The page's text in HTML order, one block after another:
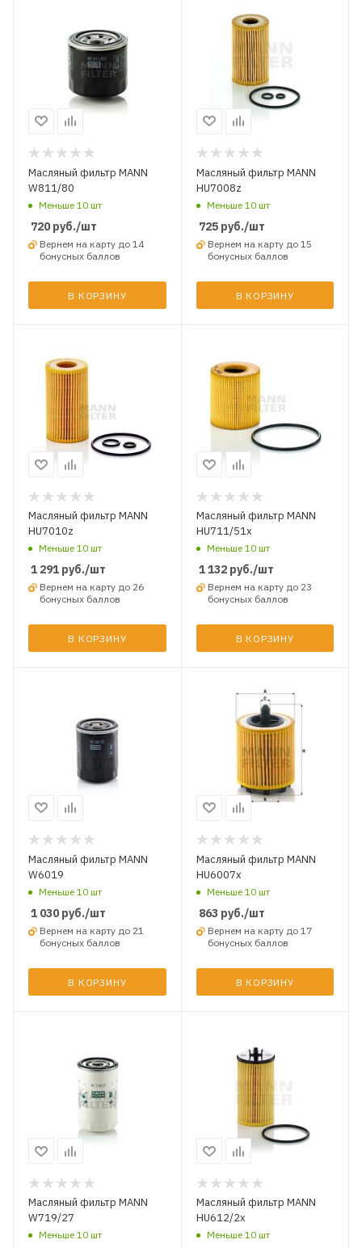
Масляный фильтр MANN
W811/80
Меньше 10 шт
720 руб./шт
Вернем на карту до 14
бонусных баллов
В КОРЗИНУ
Масляный фильтр MANN
HU7008z
Меньше 10 шт
725руб./шт
Вернем на карту до 15
бонусных баллов
В КОРЗИНУ
Масляный фильтр MANN
HU7010z
Меньше 10 шт
1 291 руб./шт
Вернем на карту до 26
бонусных баллов
В КОРЗИНУ
Масляный фильтр MANN
HU711/51x
Меньше 10 шт
1 132руб./шт
Вернем на карту до 23
бонусных баллов
В КОРЗИНУ
Масляный фильтр MANN
W6019
Меньше 10 шт
1 030 руб./шт
Вернем на карту до 21
бонусных баллов
В КОРЗИНУ
Масляный фильтр MANN
HU6007x
Меньше 10 шт
863 руб./шт
Вернем на карту до 17
бонусных баллов
В КОРЗИНУ
Масляный фильтр MANN
W719/27
Меньше 10 шт
Масляный фильтр MANN
HU612/2x
Меньше 10 шт